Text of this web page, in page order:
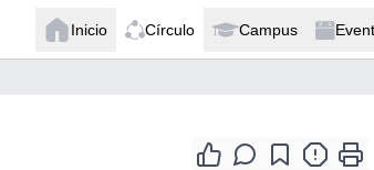
Inicio Círculo Campus